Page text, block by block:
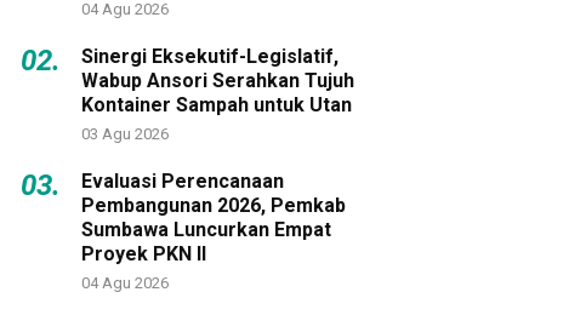
04 Agu 2026
02.
Sinergi Eksekutif-Legislatif,
Wabup Ansori Serahkan Tujuh
Kontainer Sampah untuk Utan
03 Agu 2026
03.
Evaluasi Perencanaan
Pembangunan 2026, Pemkab
Sumbawa Luncurkan Empat
Proyek PKN II
04 Agu 2026